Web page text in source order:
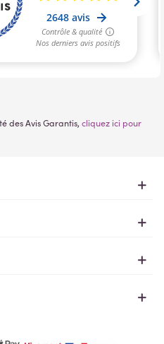
des Avis Garantis, cliquez ici pour